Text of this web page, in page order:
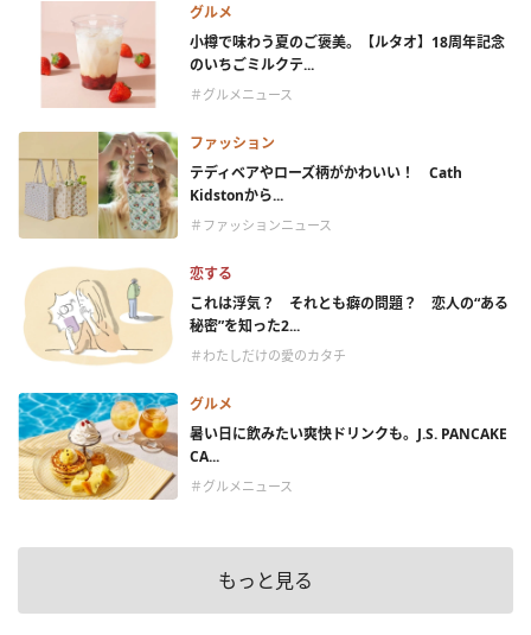
グルメ
小樽で味わう夏のご褒美。【ルタオ】18周年記念
のいちごミルクテ...
＃グルメニュース
ファッション
テディベアやローズ柄がかわいい！ Cath
Kidstonから...
＃ファッションニュース
恋する
これは浮気？ それとも癖の問題？ 恋人の“ある
秘密”を知った2...
＃わたしだけの愛のカタチ
グルメ
暑い日に飲みたい爽快ドリンクも。J.S. PANCAKE
CA...
＃グルメニュース
もっと見る